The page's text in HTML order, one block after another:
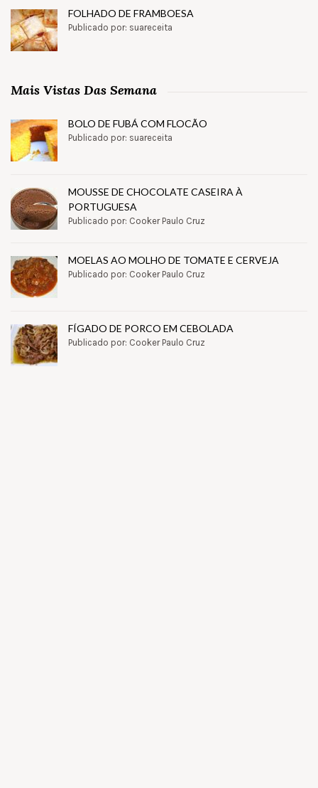
FOLHADO DE FRAMBOESA
Publicado por: suareceita
Mais Vistas Das Semana
BOLO DE FUBÁ COM FLOCÃO
Publicado por: suareceita
MOUSSE DE CHOCOLATE CASEIRA À
PORTUGUESA
Publicado por: Cooker Paulo Cruz
MOELAS AO MOLHO DE TOMATE E CERVEJA
Publicado por: Cooker Paulo Cruz
FÍGADO DE PORCO EM CEBOLADA
Publicado por: Cooker Paulo Cruz